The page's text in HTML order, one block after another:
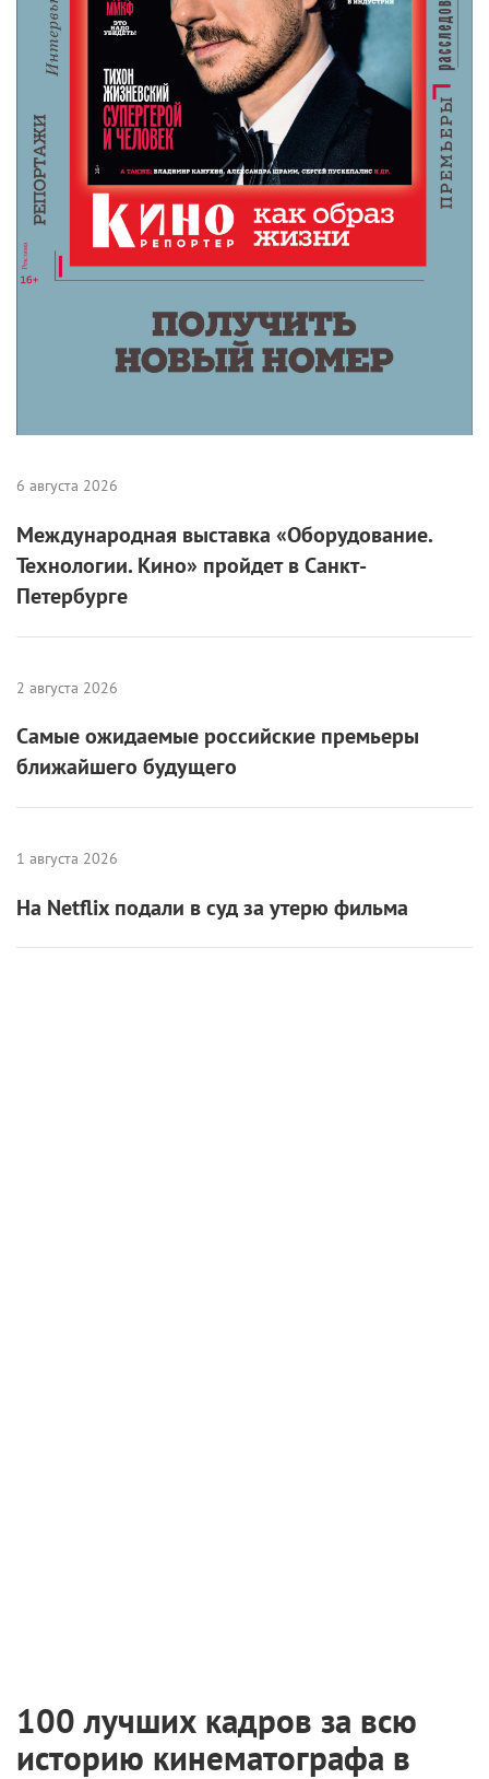
6 августа 2026
Международная выставка «Оборудование.
Технологии. Кино» пройдет в Санкт-
Петербурге
2 августа 2026
Самые ожидаемые российские премьеры
ближайшего будущего
1 августа 2026
На Netflix подали в суд за утерю фильма
100 лучших кадров за всю